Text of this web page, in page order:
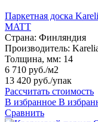
Паркетная доска
MATT
Страна: Финляндия
Производитель:
Толщина, мм: 14
6 710 руб./м2
13 420 руб./упак
Рассчитать стоимость
В избранное В
Сравнить